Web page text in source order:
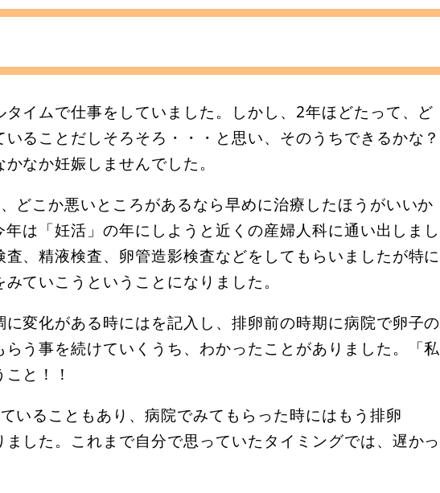
イムで仕事をしていました。しかし、2年ほどたって、ど
ることだしそろそろ・・・と思い、そのうちできるかな？
なか妊娠しませんでした。
どこか悪いところがあるなら早めに治療したほうがいいか
は「妊活」の年にしようと近くの産婦人科に通い出しまし
、精液検査、卵管造影検査などをしてもらいましたが特に
ていこうということになりました。
変化がある時にはを記入し、排卵前の時期に病院で卵子の
う事を続けていくうち、わかったことがありました。「私
と！！
いることもあり、病院でみてもらった時にはもう排卵
した。これまで自分で思っていたタイミングでは、遅かっ